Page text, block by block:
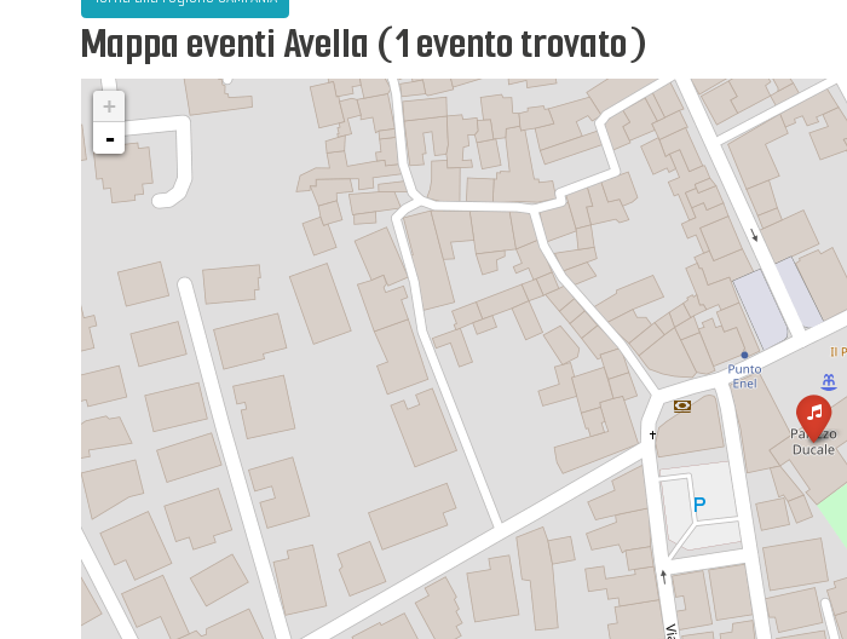
Mappa eventi Avella (1 evento trovato)
+
-